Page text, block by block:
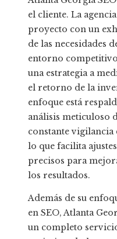
el cliente. La
proyecto con un
de las necesidades
entorno
una estrategia a
el retorno de la
enfoque está
análisis meticuloso
constante
lo que facilita
precisos para
los resultados.
Además de su
en SEO, Atlanta
un completo